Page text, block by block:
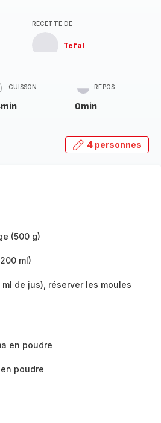
RECETTE DE
Tefal
CUISSON REPOS
0min
4 personnes
(500 g)
ml)
de jus), réserver les moules
en poudre
poudre